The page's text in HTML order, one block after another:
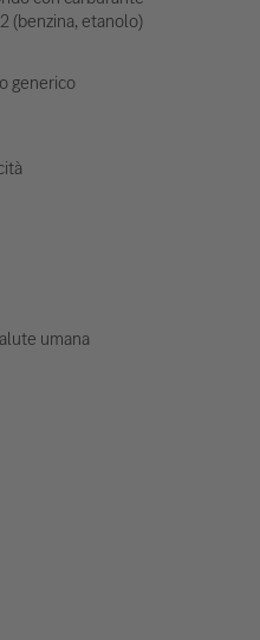
(benzina, etanolo)
generico
umana